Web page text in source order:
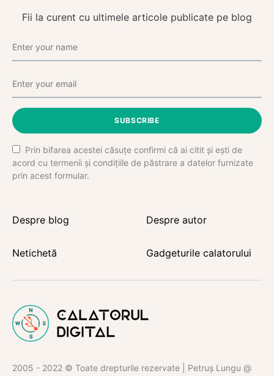
Fii la curent cu ultimele articole publicate pe blog
SUBSCRIBE
Prin bifarea acestei căsuțe confirmi că ai citit și ești de
acord cu termenii și condițiile de păstrare a datelor furnizate
prin acest formular.
Despre blog Despre autor
Netichetă Gadgeturile calatorului
2005 - 2022 © Toate drepturile rezervate | Petruș Lungu @